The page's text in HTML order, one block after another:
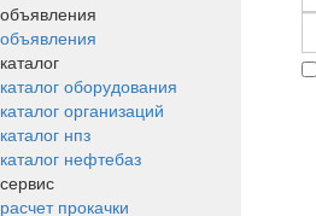
объявления
объявления
каталог
каталог оборудования
каталог организаций
каталог нпз
каталог нефтебаз
сервис
расчет прокачки